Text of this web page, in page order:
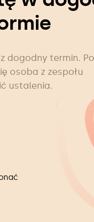
dogodny termin. Po
osoba z zespołu
ustalenia.